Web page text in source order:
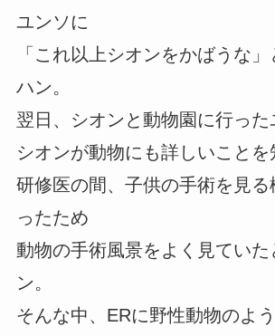
ユンソに
「これ以上シオンをかばうな
ハン。
翌日、シオンと動物園に行った
シオンが動物にも詳しいことを
研修医の間、子供の手術を見
ったため
動物の手術風景をよく見ていた
ン。
そんな中、ERに野性動物のよ